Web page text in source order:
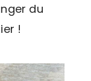
du
!